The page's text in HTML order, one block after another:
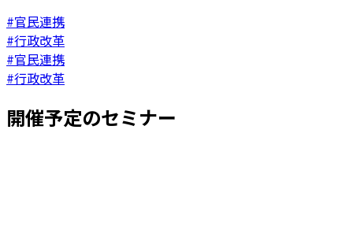
#官民連携
#行政改革
#官民連携
#行政改革
開催予定のセミナー